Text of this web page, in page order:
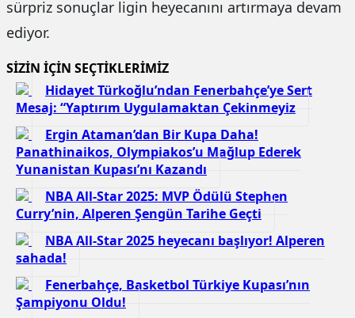
sürpriz sonuçlar ligin heyecanını artırmaya devam
ediyor.
SİZİN İÇİN SEÇTİKLERİMİZ
Hidayet Türkoğlu’ndan Fenerbahçe’ye Sert
Mesaj: “Yaptırım Uygulamaktan Çekinmeyiz
Ergin Ataman’dan Bir Kupa Daha!
Panathinaikos, Olympiakos’u Mağlup Ederek
Yunanistan Kupası’nı Kazandı
NBA All-Star 2025: MVP Ödülü Stephen
Curry’nin, Alperen Şengün Tarihe Geçti
NBA All-Star 2025 heyecanı başlıyor! Alperen
sahada!
Fenerbahçe, Basketbol Türkiye Kupası’nın
Şampiyonu Oldu!